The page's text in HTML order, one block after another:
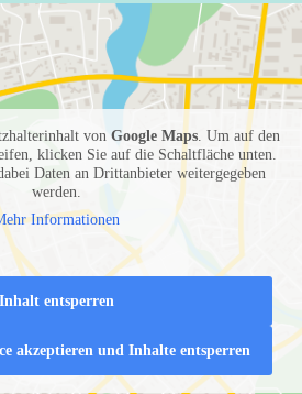
von Google Maps. Um auf den
klicken Sie auf die Schaltfläche unten.
Daten an Drittanbieter weitergegeben
werden.
Informationen
Inhalt entsperren
akzeptieren und Inhalte entsperren